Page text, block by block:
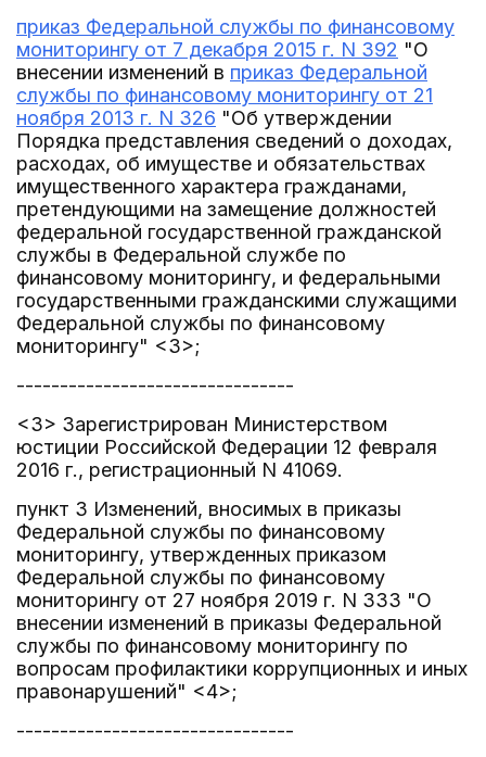
приказ Федеральной службы по финансовому
мониторингу от 7 декабря 2015 г. N 392 "О
внесении изменений в приказ Федеральной
службы по финансовому мониторингу от 21
ноября 2013 г. N 326 "Об утверждении
Порядка представления сведений о доходах,
расходах, об имуществе и обязательствах
имущественного характера гражданами,
претендующими на замещение должностей
федеральной государственной гражданской
службы в Федеральной службе по
финансовому мониторингу, и федеральными
государственными гражданскими служащими
Федеральной службы по финансовому
мониторингу" <3>;
--------------------------------
<3> Зарегистрирован Министерством
юстиции Российской Федерации 12 февраля
2016 г., регистрационный N 41069.
пункт 3 Изменений, вносимых в приказы
Федеральной службы по финансовому
мониторингу, утвержденных приказом
Федеральной службы по финансовому
мониторингу от 27 ноября 2019 г. N 333 "О
внесении изменений в приказы Федеральной
службы по финансовому мониторингу по
вопросам профилактики коррупционных и иных
правонарушений" <4>;
--------------------------------